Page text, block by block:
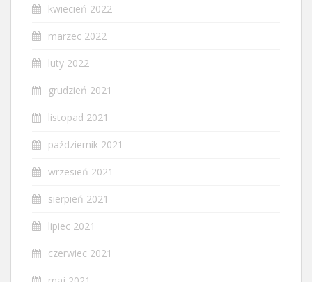
kwiecień 2022
marzec 2022
luty 2022
grudzień 2021
listopad 2021
październik 2021
wrzesień 2021
sierpień 2021
lipiec 2021
czerwiec 2021